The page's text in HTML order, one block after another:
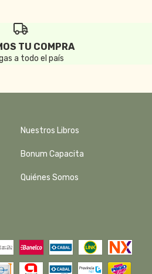
TU COMPRA
a todo el país
Nuestros Libros
Bonum Capacita
Quiénes Somos